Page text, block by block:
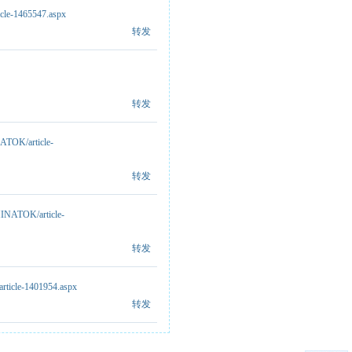
1465547.aspx
转发
转发
article-
转发
article-
转发
1401954.aspx
转发